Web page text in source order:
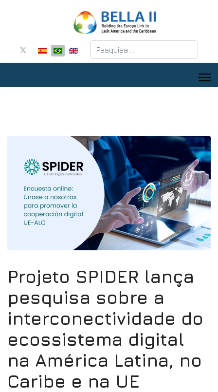
Pesquisar
Projeto SPIDER lança
pesquisa sobre a
interconectividade do
ecossistema digital
na América Latina, no
Caribe e na UE